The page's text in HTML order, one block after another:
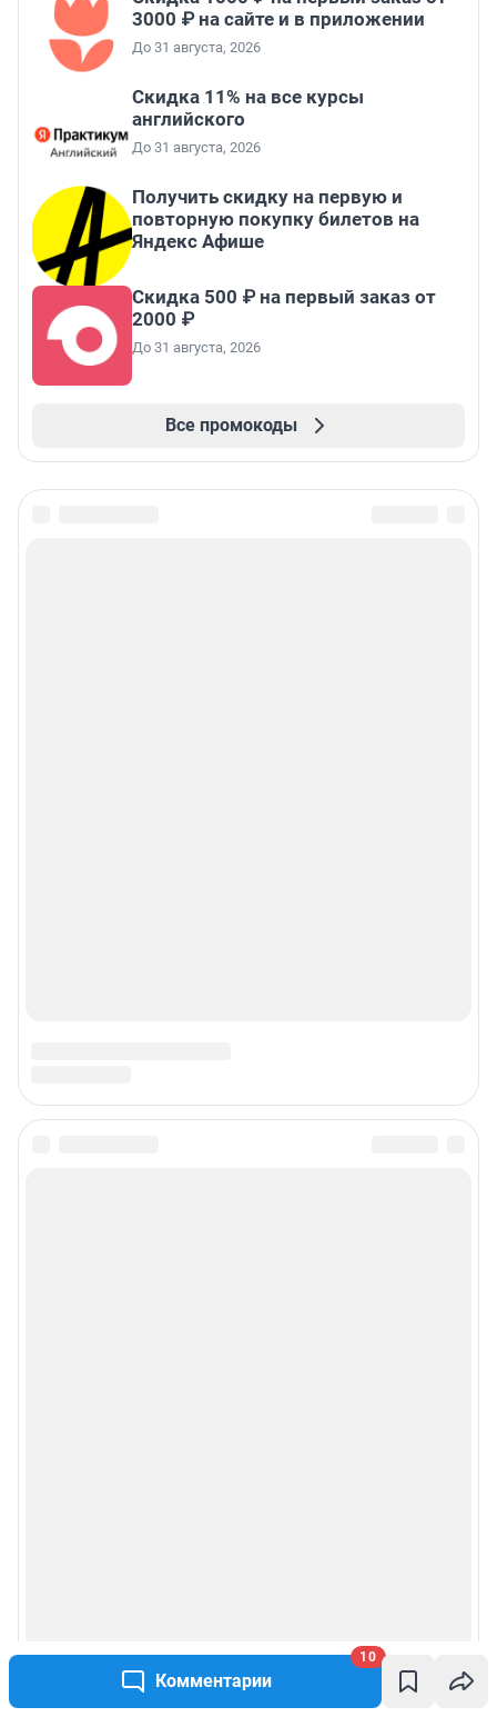
Комментарии
10
3000 ₽ на сайте и в приложении
До 31 августа, 2026
Скидка 11% на все курсы
английского
До 31 августа, 2026
Получить скидку на первую и
повторную покупку билетов на
Яндекс Афише
Скидка 500 ₽ на первый заказ от
2000 ₽
До 31 августа, 2026
Все промокоды